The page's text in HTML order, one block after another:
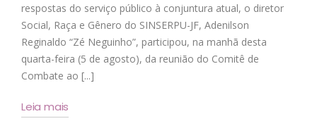
respostas do serviço público à conjuntura atual, o diretor
Social, Raça e Gênero do SINSERPU-JF, Adenilson
Reginaldo “Zé Neguinho”, participou, na manhã desta
quarta-feira (5 de agosto), da reunião do Comitê de
Combate ao [...]
Leia mais